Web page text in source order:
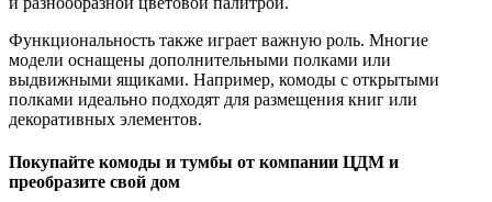
Функциональность также играет важную роль. Многие
модели оснащены дополнительными полками или
выдвижными ящиками. Например, комоды с открытыми
полками идеально подходят для размещения книг или
декоративных элементов.
Покупайте комоды и тумбы от компании ЦДМ и
преобразите свой дом